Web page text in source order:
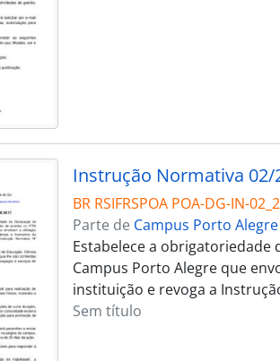
Instrução Normativa 02/
BR RSIFRSPOA POA-DG-IN-
Parte de Campus Porto Alegre
Estabelece a obrigatoriedade
Campus Porto Alegre que
instituição e revoga a
Sem título